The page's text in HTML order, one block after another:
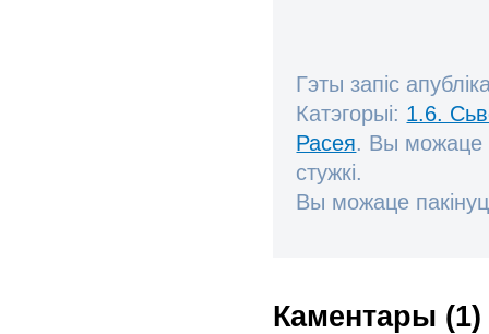
Гэты запіс
Катэгорыі: 1.6.
Расея. Вы можаце
стужкі.
Вы можаце
Каментары (1)